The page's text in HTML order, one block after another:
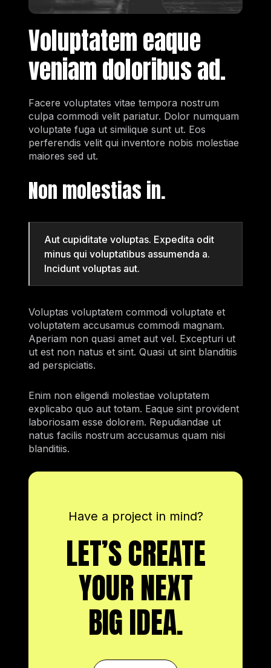
Voluptatem eaque
veniam doloribus ad.
Facere voluptates vitae tempora nostrum
culpa commodi velit pariatur. Dolor numquam
voluptate fuga ut similique sunt ut. Eos
perferendis velit qui inventore nobis molestiae
maiores sed ut.
Non molestias in.
Aut cupiditate voluptas. Expedita odit
minus qui voluptatibus assumenda a.
Incidunt voluptas aut.
Voluptas voluptatem commodi voluptate et
voluptatem accusamus commodi magnam.
Aperiam non quasi amet aut vel. Excepturi ut
ut est non natus et sint. Quasi ut sint blanditiis
ad perspiciatis.
Enim non eligendi molestiae voluptatem
explicabo quo aut totam. Eaque sint provident
laboriosam esse dolorem. Repudiandae ut
natus facilis nostrum accusamus quam nisi
blanditiis.
Have a project in mind?
LET’S CREATE
YOUR NEXT
BIG IDEA.